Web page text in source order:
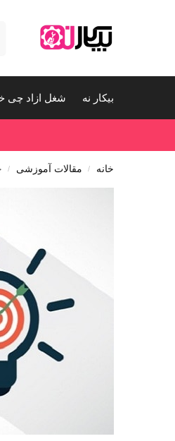
بیکار نه شغل ازاد چی
خانه / مقالات آموزشی / چرا